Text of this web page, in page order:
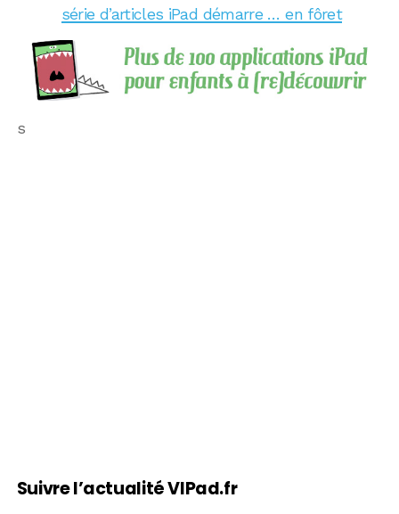
série d’articles iPad démarre … en fôret
s
Suivre l’actualité VIPad.fr